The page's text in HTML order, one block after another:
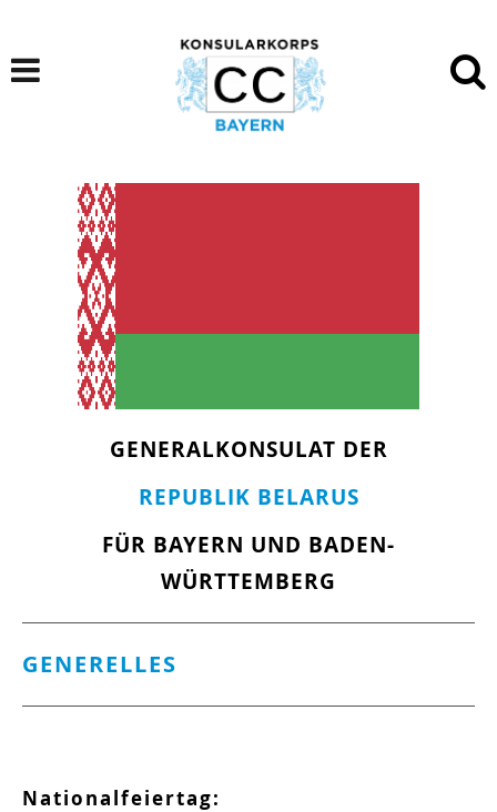
GENERALKONSULAT DER
REPUBLIK BELARUS
FÜR BAYERN UND BADEN-
WÜRTTEMBERG
GENERELLES
Nationalfeiertag: